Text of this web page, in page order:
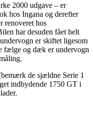
2000 udgave – er
hos Ingana og derefter
renoveret hos
har desuden fået helt
er skiftet ligesom
fælge og dæk er undervogn
de sjældne Serie 1
indbydende 1750 GT i